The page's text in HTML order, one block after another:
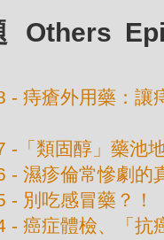
Others
- 痔瘡外用藥：
-「類固醇」藥池
- 濕疹倫常慘劇的
- 別吃感冒藥？！
- 癌症體檢、「